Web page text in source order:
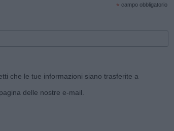
* campo obbligatorio
che le tue informazioni siano trasferite a
delle nostre e-mail.